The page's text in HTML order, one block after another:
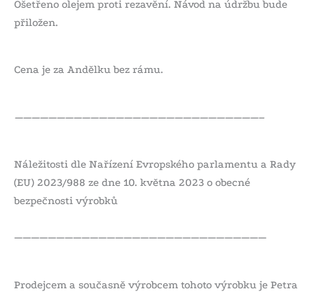
Ošetřeno olejem proti rezavění. Návod na údržbu bude
přiložen.
Cena je za Andělku bez rámu.
—————————————————————————————–
Náležitosti dle Nařízení Evropského parlamentu a Rady
(EU) 2023/988 ze dne 10. května 2023 o obecné
bezpečnosti výrobků
——————————————————————————————
Prodejcem a současně výrobcem tohoto výrobku je Petra